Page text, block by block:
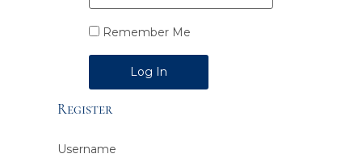
Remember Me
Alternative:
Register
Username